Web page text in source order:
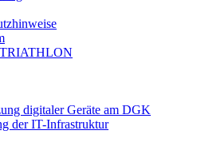
digitaler Geräte am DGK
der IT-Infrastruktur